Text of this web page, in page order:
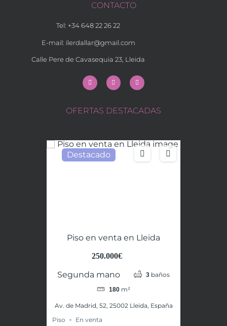
CONTACTO
Tel: +34 648 22 26 22
E-mail: ilerdallar@gmail.com
Calle Pere de Cavasequia 23, Lleida
OFERTAS DESTACADAS
Destacado
Piso en venta en Lleida
250.000€
Segunda mano 3 baños
180 m²
Av. de Madrid, 52, 25002 Lleida, España
Piso
En venta